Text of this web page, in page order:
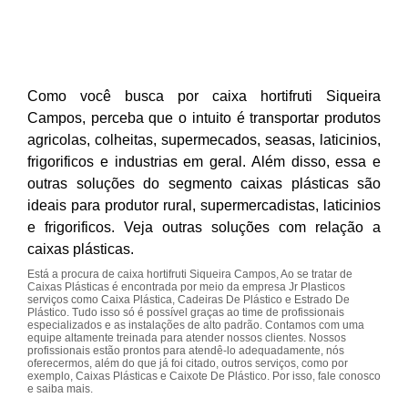
Como você busca por caixa hortifruti Siqueira
Campos, perceba que o intuito é transportar produtos
agricolas, colheitas, supermecados, seasas, laticinios,
frigorificos e industrias em geral. Além disso, essa e
outras soluções do segmento caixas plásticas são
ideais para produtor rural, supermercadistas, laticinios
e frigorificos. Veja outras soluções com relação a
caixas plásticas.
Está a procura de caixa hortifruti Siqueira Campos, Ao se tratar de
Caixas Plásticas é encontrada por meio da empresa Jr Plasticos
serviços como Caixa Plástica, Cadeiras De Plástico e Estrado De
Plástico. Tudo isso só é possível graças ao time de profissionais
especializados e as instalações de alto padrão. Contamos com uma
equipe altamente treinada para atender nossos clientes. Nossos
profissionais estão prontos para atendê-lo adequadamente, nós
oferecermos, além do que já foi citado, outros serviços, como por
exemplo, Caixas Plásticas e Caixote De Plástico. Por isso, fale conosco
e saiba mais.